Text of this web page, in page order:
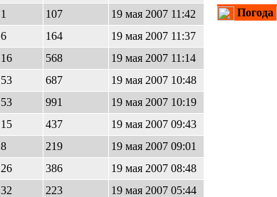
1 107
19 мая 2007 11:42
6 164
19 мая 2007 11:37
16 568
19 мая 2007 11:14
53 687
19 мая 2007 10:48
53 991
19 мая 2007 10:19
15 437
19 мая 2007 09:43
8 219
19 мая 2007 09:01
26 386
19 мая 2007 08:48
32 223
19 мая 2007 05:44
Погода